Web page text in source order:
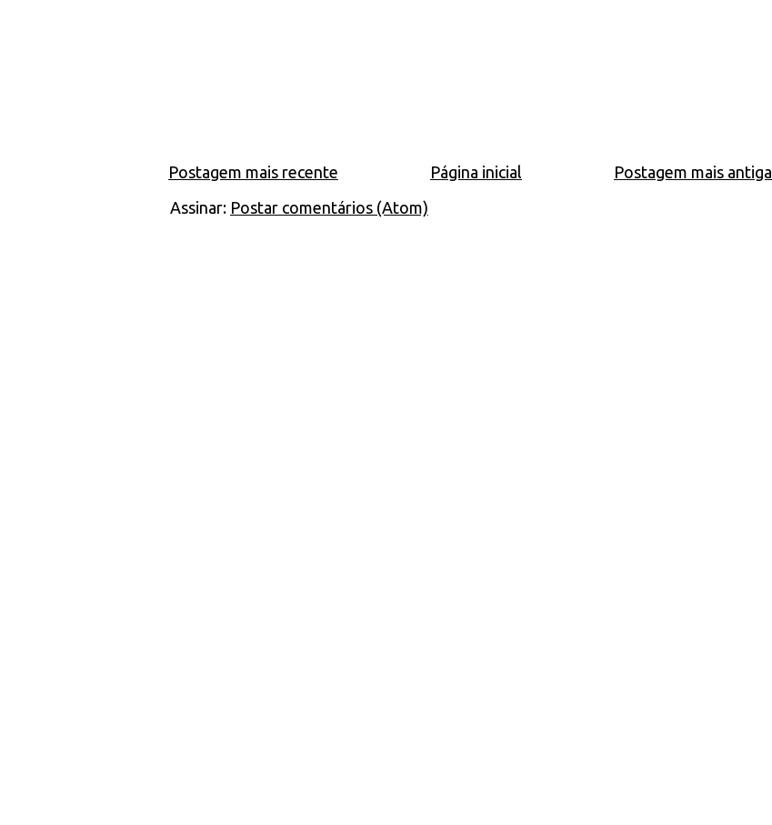
Postagem mais recente Postagem mais antiga
Página inicial
Assinar: Postar comentários (Atom)